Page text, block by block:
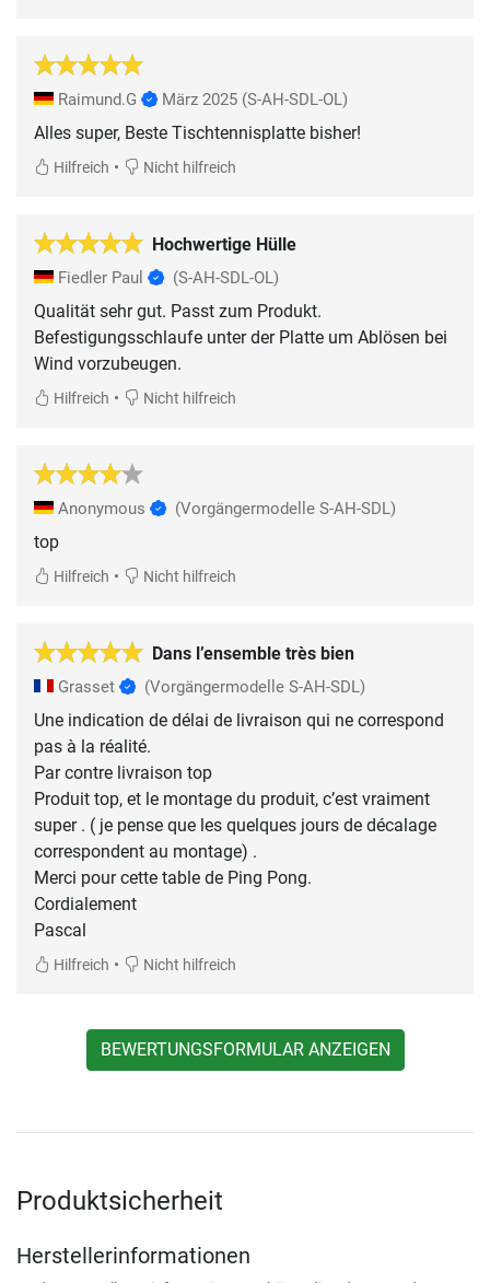
Raimund.G März 2025 (S-AH-SDL-OL)
Alles super, Beste Tischtennisplatte bisher!
Hilfreich • Nicht hilfreich
Hochwertige Hülle
Fiedler Paul (S-AH-SDL-OL)
Qualität sehr gut. Passt zum Produkt.
Befestigungsschlaufe unter der Platte um Ablösen bei
Wind vorzubeugen.
Hilfreich • Nicht hilfreich
Anonymous (Vorgängermodelle S-AH-SDL)
top
Hilfreich • Nicht hilfreich
Dans l’ensemble très bien
Grasset (Vorgängermodelle S-AH-SDL)
Une indication de délai de livraison qui ne correspond
pas à la réalité.
Par contre livraison top
Produit top, et le montage du produit, c’est vraiment
super . ( je pense que les quelques jours de décalage
correspondent au montage) .
Merci pour cette table de Ping Pong.
Cordialement
Pascal
Hilfreich • Nicht hilfreich
BEWERTUNGSFORMULAR ANZEIGEN
Produktsicherheit
Herstellerinformationen